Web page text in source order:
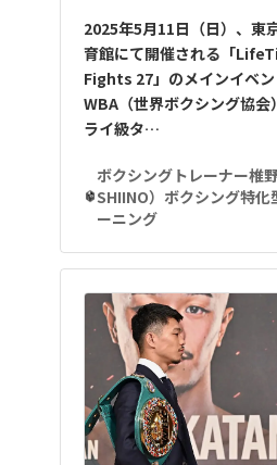
2025年5月11日（日）、東
育館にて開催される「
Fights 27」のメインイベン
WBA（世界ボクシング協会
ライ級タ…
ボクシングトレーナー椎
SHIINO）ボクシング特化
ーニング